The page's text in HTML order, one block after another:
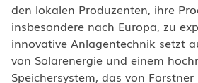
den lokalen Produzenten, ihre
insbesondere nach Europa, zu
innovative Anlagentechnik setzt
von Solarenergie und einem
Speichersystem, das von